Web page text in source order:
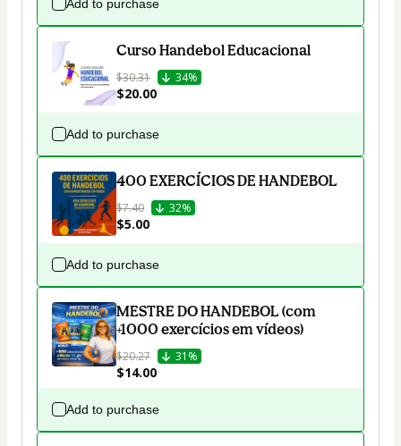
Add to purchase
Curso Handebol Educacional
$30.31 34%
$20.00
Add to purchase
400 EXERCÍCIOS DE HANDEBOL
$7.40 32%
$5.00
Add to purchase
MESTRE DO HANDEBOL (com
+1000 exercícios em vídeos)
$20.27 31%
$14.00
Add to purchase